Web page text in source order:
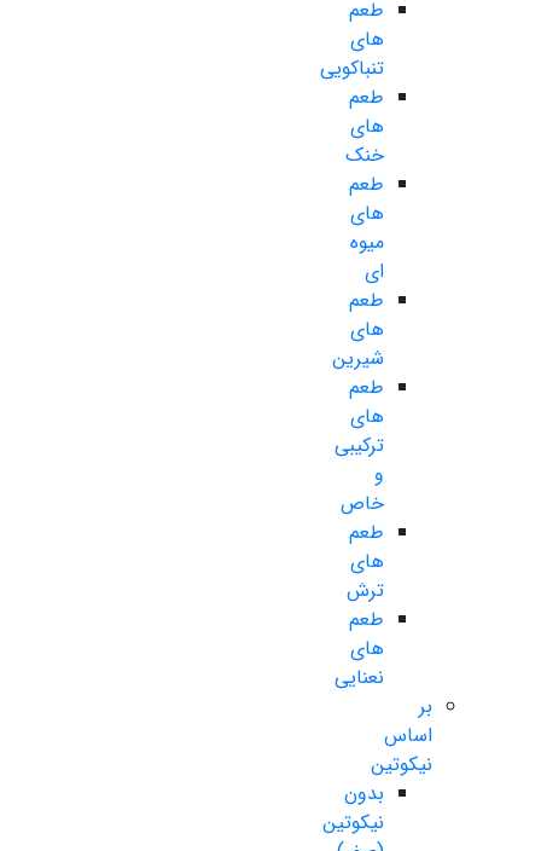
طعم
های
تنباکویی
طعم
های
خنک
طعم
های
میوه
ای
طعم
های
شیرین
طعم
های
ترکیبی
و
خاص
طعم
های
ترش
طعم
های
نعنایی
بر
اساس
نیکوتین
بدون
نیکوتین